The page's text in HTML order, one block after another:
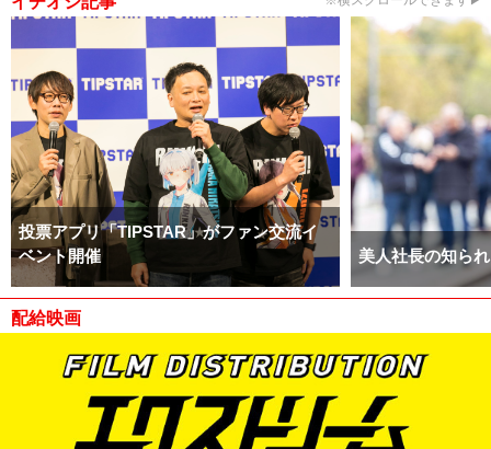
投票アプリ「TIPSTAR」がファン交流イ
ベント開催
美人社長の知ら
配給映画